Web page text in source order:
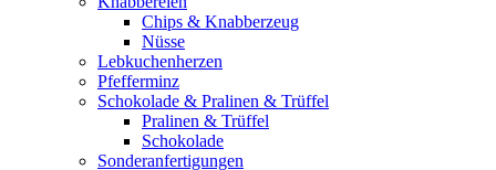
Chips & Knabberzeug
Nüsse
Lebkuchenherzen
Pfefferminz
Schokolade & Pralinen & Trüffel
Pralinen & Trüffel
Schokolade
Sonderanfertigungen